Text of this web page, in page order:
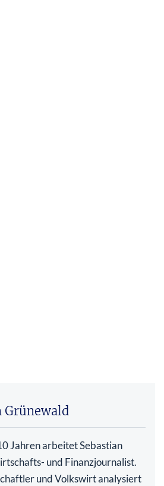
Grünewald
Jahren arbeitet Sebastian
und Finanzjournalist.
und Volkswirt analysiert